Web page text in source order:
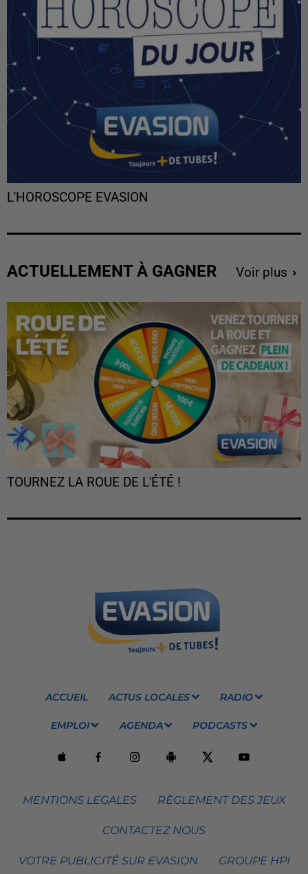
L'HOROSCOPE EVASION
ACTUELLEMENT À GAGNER Voir plus
TOURNEZ LA ROUE DE L'ÉTÉ !
ACCUEIL ACTUS LOCALES RADIO
EMPLOI AGENDA PODCASTS
MENTIONS LEGALES RÈGLEMENT DES JEUX
CONTACTEZ NOUS
VOTRE PUBLICITÉ SUR EVASION GROUPE HPI